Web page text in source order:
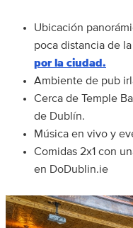
Ubicación
poca distancia de la
por la ciudad.
Ambiente de pub
Cerca de Temple
de Dublín.
Música en vivo y
Comidas 2x1 con
en DoDublin.ie